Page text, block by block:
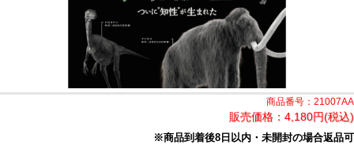
商品番号：21007AA
販売価格： 4,180円(税込)
※商品到着後8日以内・未開封の場合返品可